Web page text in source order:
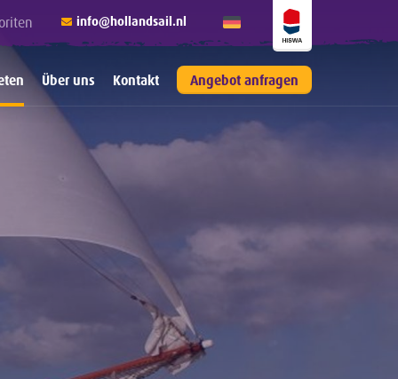
info@hollandsail.nl
Über uns Kontakt Angebot anfragen